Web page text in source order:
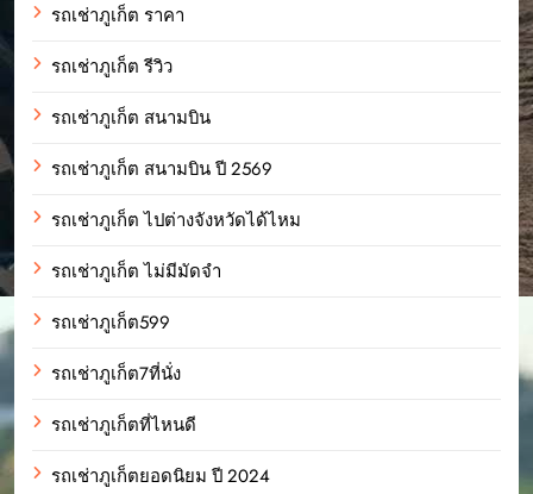
รถเช่าภูเก็ต ราคา
รถเช่าภูเก็ต รีวิว
รถเช่าภูเก็ต สนามบิน
รถเช่าภูเก็ต สนามบิน ปี 2569
รถเช่าภูเก็ต ไปต่างจังหวัดได้ไหม
รถเช่าภูเก็ต ไม่มีมัดจำ
รถเช่าภูเก็ต599
รถเช่าภูเก็ต7ที่นั่ง
รถเช่าภูเก็ตที่ไหนดี
รถเช่าภูเก็ตยอดนิยม ปี 2024